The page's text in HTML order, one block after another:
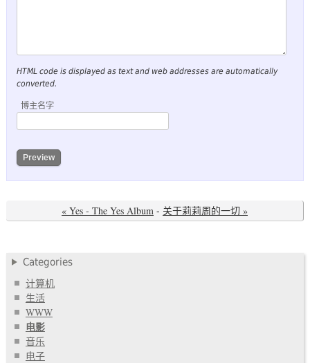
HTML code is displayed as text and web addresses are automatically
converted.
博主名字
« Yes - The Yes Album - 关于莉莉周的一切 »
Categories
计算机
生活
WWW
电影
音乐
电子